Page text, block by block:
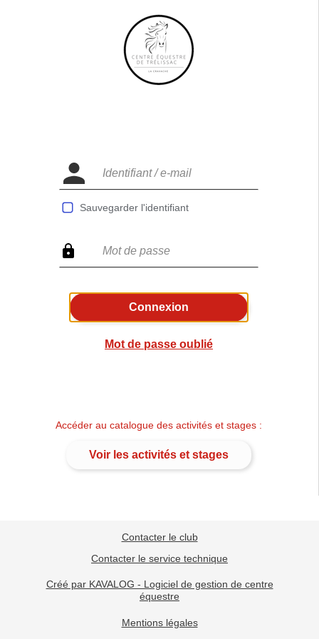
Contacter le club
Contacter le service technique
Créé par KAVALOG - Logiciel de gestion de centre
équestre
Mentions légales
Sauvegarder l'identifiant
Connexion
Mot de passe oublié
Accéder au catalogue des activités et stages :
Voir les activités et stages